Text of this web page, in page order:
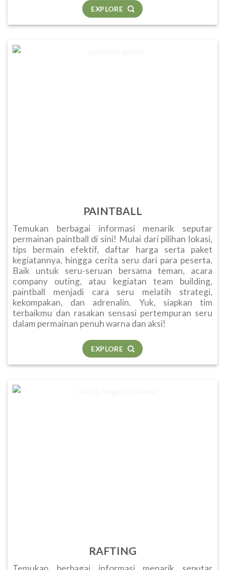
EXPLORE
PAINTBALL
Temukan berbagai informasi menarik seputar
permainan paintball di sini! Mulai dari pilihan lokasi,
tips bermain efektif, daftar harga serta paket
kegiatannya, hingga cerita seru dari para peserta.
Baik untuk seru-seruan bersama teman, acara
company outing, atau kegiatan team building,
paintball menjadi cara seru melatih strategi,
kekompakan, dan adrenalin. Yuk, siapkan tim
terbaikmu dan rasakan sensasi pertempuran seru
dalam permainan penuh warna dan aksi!
EXPLORE
RAFTING